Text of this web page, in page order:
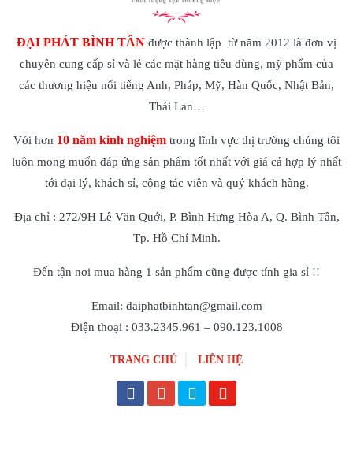
ĐẠI PHÁT BÌNH TÂN được thành lập từ năm 2012 là đơn vị
chuyên cung cấp sỉ và lẻ các mặt hàng tiêu dùng, mỹ phẩm của
các thương hiệu nổi tiếng Anh, Pháp, Mỹ, Hàn Quốc, Nhật Bản,
Thái Lan…
Với hơn 10 năm kinh nghiệm trong lĩnh vực thị trường chúng tôi
luôn mong muốn đáp ứng sản phẩm tốt nhất với giá cả hợp lý nhất
tới đại lý, khách sỉ, cộng tác viên và quý khách hàng.
Địa chỉ : 272/9H Lê Văn Quới, P. Bình Hưng Hòa A, Q. Bình Tân,
Tp. Hồ Chí Minh.
Đến tận nơi mua hàng 1 sản phẩm cũng được tính gia sỉ !!
Email: daiphatbinhtan@gmail.com
Điện thoại : 033.2345.961 – 090.123.1008
TRANG CHỦ LIÊN HỆ